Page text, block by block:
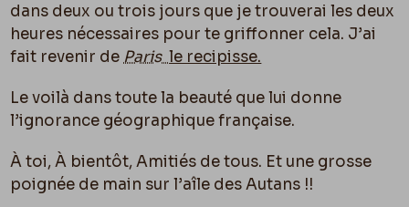
dans deux ou trois jours que je trouverai les deux
heures nécessaires pour te griffonner cela. J’ai
fait revenir de Parisle recipisse.
Le voilà dans toute la beauté que lui donne
l’ignorance géographique française.
À toi, À bientôt, Amitiés de tous. Et une grosse
poignée de main sur l’aîle des Autans !!